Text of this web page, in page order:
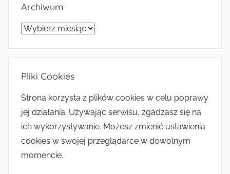
Archiwum
Archiwum
Pliki Cookies
Strona korzysta z plików cookies w celu poprawy
jej działania. Używając serwisu, zgadzasz się na
ich wykorzystywanie. Możesz zmienić ustawienia
cookies w swojej przeglądarce w dowolnym
momencie.